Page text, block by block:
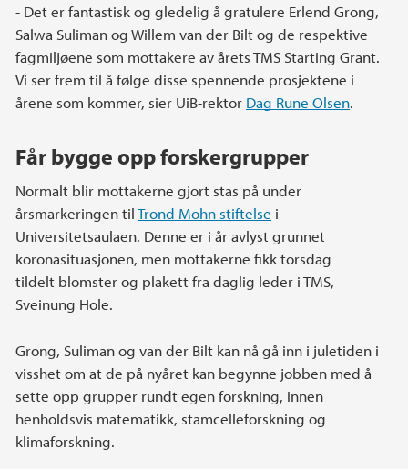
- Det er fantastisk og gledelig å gratulere Erlend Grong,
Salwa Suliman og Willem van der Bilt og de respektive
fagmiljøene som mottakere av årets TMS Starting Grant.
Vi ser frem til å følge disse spennende prosjektene i
årene som kommer, sier UiB-rektor Dag Rune Olsen.
Får bygge opp forskergrupper
Normalt blir mottakerne gjort stas på under
årsmarkeringen tilTrond Mohn stiftelse i
Universitetsaulaen. Denne er i år avlyst grunnet
koronasituasjonen, men mottakerne fikk torsdag
tildelt blomster og plakett fra daglig leder i TMS,
Sveinung Hole.
Grong, Suliman og van der Bilt kan nå gå inn i juletiden i
visshet om at de på nyåret kan begynne jobben med å
sette opp grupper rundt egen forskning, innen
henholdsvis matematikk, stamcelleforskning og
klimaforskning.